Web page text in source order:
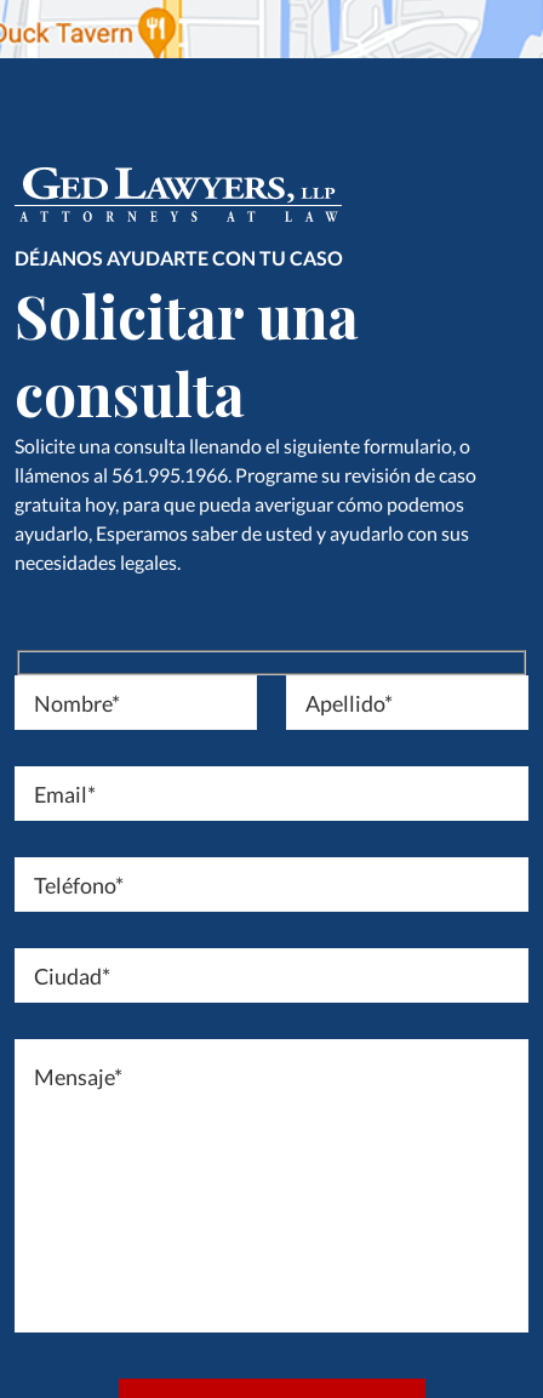
DÉJANOS AYUDARTE CON TU CASO
Solicitar una
consulta
Solicite una consulta llenando el siguiente formulario, o
llámenos al 561.995.1966. Programe su revisión de caso
gratuita hoy, para que pueda averiguar cómo podemos
ayudarlo, Esperamos saber de usted y ayudarlo con sus
necesidades legales.